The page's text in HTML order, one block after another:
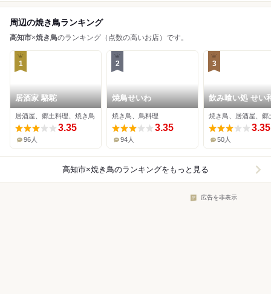
周辺の焼き鳥ランキング
高知市×焼き鳥のランキング（点数の高いお店）です。
1
居酒家 駱駝
居酒屋、郷土料理、焼き鳥
3.35
96人
2
焼鳥せいわ
焼き鳥、鳥料理
3.35
94人
3
飲み喰い処 せい
焼き鳥、居酒屋、郷
3.35
50人
高知市×焼き鳥のランキングをもっと見る
広告を非表示